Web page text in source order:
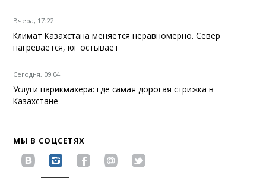
Вчера, 17:22
Климат Казахстана меняется неравномерно. Север
нагревается, юг остывает
Сегодня, 09:04
Услуги парикмахера: где самая дорогая стрижка в
Казахстане
МЫ В СОЦСЕТЯХ